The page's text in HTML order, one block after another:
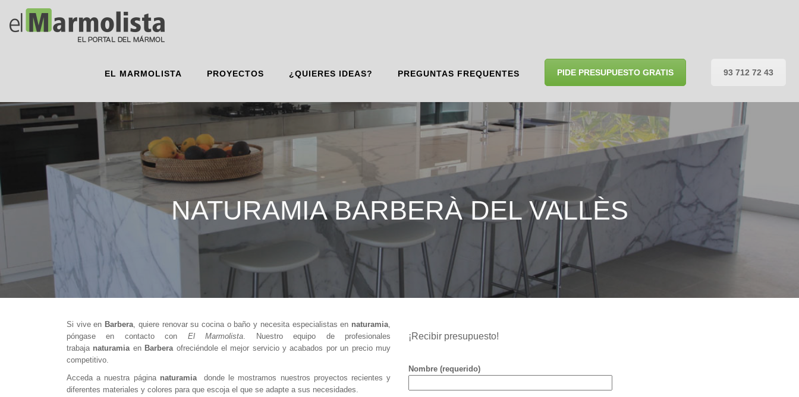
EL MARMOLISTA PROYECTOS ¿QUIERES IDEAS? PREGUNTAS FREQUENTES PIDE PRESUPUESTO GRATIS 93 712 72 43
NATURAMIA BARBERÀ DEL VALLÈS
Si vive en Barbera, quiere renovar su cocina o baño y necesita especialistas en naturamia,
póngase en contacto con El Marmolista. Nuestro equipo de profesionales
trabaja naturamia en Barbera ofreciéndole el mejor servicio y acabados por un precio muy
competitivo.
Acceda a nuestra página naturamiadonde le mostramos nuestros proyectos recientes y
diferentes materiales y colores para que escoja el que se adapte a sus necesidades.
¡Recibir presupuesto!
Nombre (requerido)